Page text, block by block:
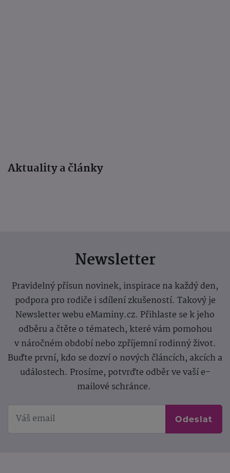
Aktuality a články
Newsletter
Pravidelný přísun novinek, inspirace na každý den,
podpora pro rodiče i sdílení zkušeností. Takový je
Newsletter webu eMaminy.cz. Přihlaste se k jeho
odběru a čtěte o tématech, které vám pomohou
v náročném období nebo zpříjemní rodinný život.
Buďte první, kdo se dozví o nových článcích, akcích a
událostech. Prosíme, potvrďte odběr ve vaší e-
mailové schránce.
Odeslat